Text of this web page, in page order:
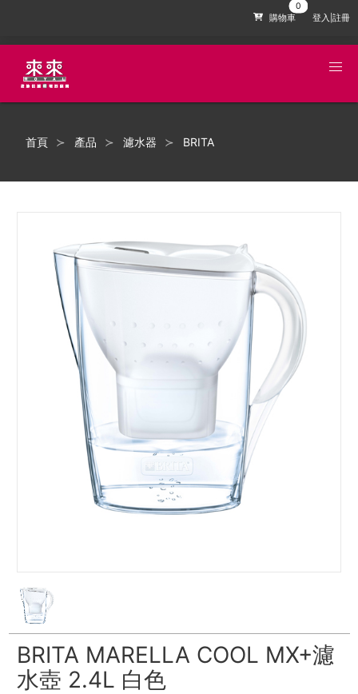
購物車 登入|註冊
首頁 產品 濾水器 BRITA
BRITA MARELLA COOL MX+濾
水壺 2.4L 白色